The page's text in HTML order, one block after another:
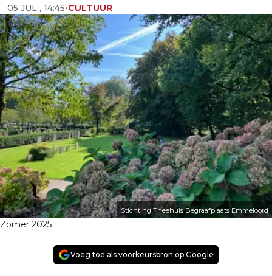
05 JUL , 14:45•CULTUUR
Stichting Theehuis Begraafplaats Emmeloord
Zomer 2025
Voeg toe als voorkeursbron op Google